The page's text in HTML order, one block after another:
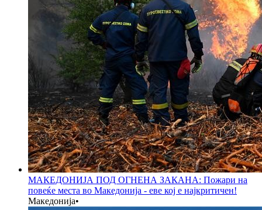
МАКЕДОНИЈА ПОД ОГНЕНА ЗАКАНА: Пожари на
повеќе места во Македонија - еве кој е најкритичен!
Македонија•